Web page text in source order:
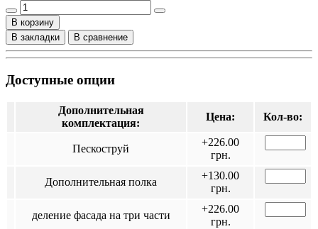
В корзину
В закладки
В сравнение
Доступные опции
Дополнительная
комплектация:
Цена: Кол-во:
Пескоструй
+226.00
грн.
Дополнительная полка
+130.00
грн.
деление фасада на три части
+226.00
грн.